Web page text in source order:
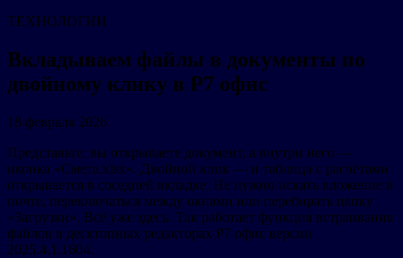
ТЕХНОЛОГИИ
Вкладываем файлы в документы по
двойному клику в Р7 офис
18 февраля 2026
Представьте: вы открываете документ, а внутри него —
иконка «Смета.xlsx». Двойной клик — и таблица с расчётами
открывается в соседней вкладке. Не нужно искать вложение в
почте, переключаться между окнами или перебирать папку
«Загрузки». Всё уже здесь. Так работает функция встраивания
файлов в десктопных редакторах Р7 офис версии
2025.4.1.1604.